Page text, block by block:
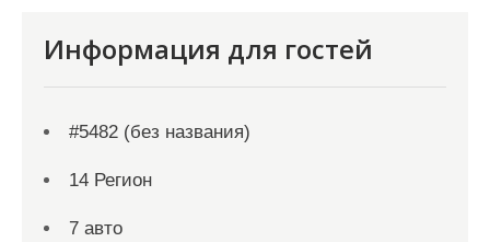
Информация для гостей
#5482 (без названия)
14 Регион
7 авто